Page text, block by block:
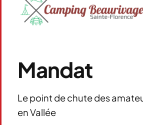
Mandat
Le point de chute des
en Vallée